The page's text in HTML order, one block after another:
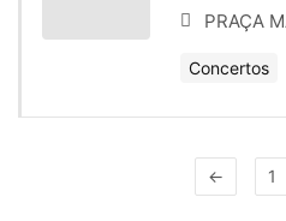
PRAÇA
Concertos
← 1